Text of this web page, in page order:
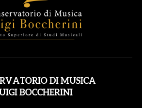
DI MUSICA
BOCCHERINI